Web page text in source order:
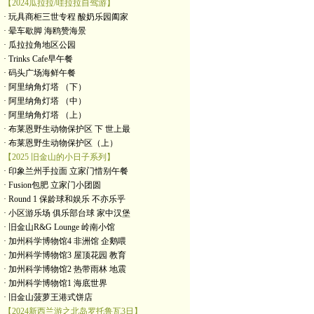
【2024瓜拉拉/哇拉拉自驾游】
· 玩具商柜三世专程 酸奶乐园阖家
· 晕车歇脚 海鸥赞海景
· 瓜拉拉角地区公园
· Trinks Cafe早午餐
· 码头广场海鲜午餐
· 阿里纳角灯塔 （下）
· 阿里纳角灯塔 （中）
· 阿里纳角灯塔 （上）
· 布莱恩野生动物保护区 下 世上最
· 布莱恩野生动物保护区（上）
【2025 旧金山的小日子系列】
· 印象兰州手拉面 立家门惜别午餐
· Fusion包肥 立家门小团圆
· Round 1 保龄球和娱乐 不亦乐乎
· 小区游乐场 俱乐部台球 家中汉堡
· 旧金山R&G Lounge 岭南小馆
· 加州科学博物馆4 非洲馆 企鹅喂
· 加州科学博物馆3 屋顶花园 教育
· 加州科学博物馆2 热带雨林 地震
· 加州科学博物馆1 海底世界
· 旧金山菠萝王港式饼店
【2024新西兰游之北岛罗托鲁瓦3日】